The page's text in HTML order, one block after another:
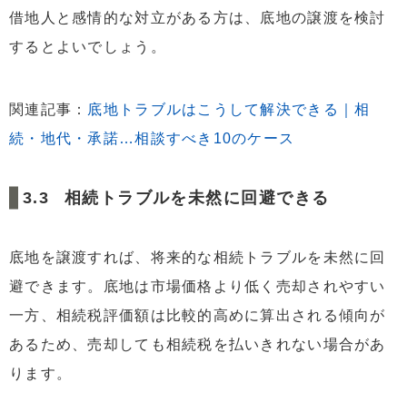
借地人と感情的な対立がある方は、底地の譲渡を検討
するとよいでしょう。
関連記事： 底地トラブルはこうして解決できる｜相
続・地代・承諾…相談すべき10のケース
相続トラブルを未然に回避できる
底地を譲渡すれば、将来的な相続トラブルを未然に回
避できます。底地は市場価格より低く売却されやすい
一方、相続税評価額は比較的高めに算出される傾向が
あるため、売却しても相続税を払いきれない場合があ
ります。